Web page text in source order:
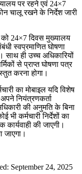
पर रहने एवं 24×7
चालू रखने के निर्देश जारी
को 24×7 दिवस मुख्‍यालय
स्‍वप्रमाणित घोषणा
साथ ही उच्‍च अधिकारियों
से प्राप्‍त घोषणा पत्र
करना होगा।
का मोबाइल यदि विशेष
नियंत्रणकर्ता
की अनुमति के बिना
कर्मचारी निर्देशों का
की जाएगी।
जाएगा।
September 24, 2025